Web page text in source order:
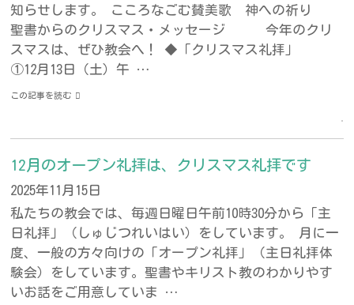
知らせします。 こころなごむ賛美歌 神への祈り
聖書からのクリスマス・メッセージ 今年のクリ
スマスは、ぜひ教会へ！ ◆「クリスマス礼拝」
①12月13日（土）午 …
この記事を読む
12月のオープン礼拝は、クリスマス礼拝です
2025年11月15日
私たちの教会では、毎週日曜日午前10時30分から「主
日礼拝」（しゅじつれいはい）をしています。 月に一
度、一般の方々向けの「オープン礼拝」（主日礼拝体
験会）をしています。聖書やキリスト教のわかりやす
いお話をご用意していま …